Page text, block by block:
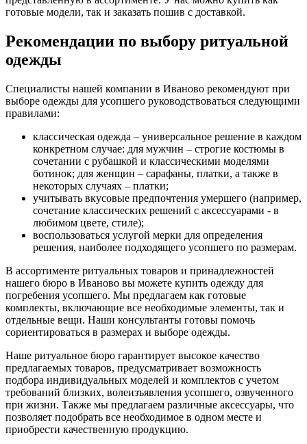
готовые модели, так и заказать пошив с доставкой.
Рекомендации по выбору ритуальной
одежды
Специалисты нашей компании в Иваново рекомендуют при
выборе одежды для усопшего руководствоваться следующими
правилами:
классическая одежда – универсальное решение в каждом
конкретном случае: для мужчин – строгие костюмы в
сочетании с рубашкой и классическими моделями
ботинок; для женщин – сарафаны, платки, а также в
некоторых случаях – платки;
учитывать вкусовые предпочтения умершего (например,
сочетание классических решений с аксессуарами - в
любимом цвете, стиле);
воспользоваться услугой мерки для определения
решения, наиболее подходящего усопшего по размерам.
В ассортименте ритуальных товаров и принадлежностей
нашего бюро в Иваново вы можете купить одежду для
погребения усопшего. Мы предлагаем как готовые
комплекты, включающие все необходимые элементы, так и
отдельные вещи. Наши консультанты готовы помочь
сориентироваться в размерах и выборе одежды.
Наше ритуальное бюро гарантирует высокое качество
предлагаемых товаров, предусматривает возможность
подбора индивидуальных моделей и комплектов с учетом
требований близких, волеизъявления усопшего, озвученного
при жизни. Также мы предлагаем различные аксессуары, что
позволяет подобрать все необходимое в одном месте и
приобрести качественную продукцию.